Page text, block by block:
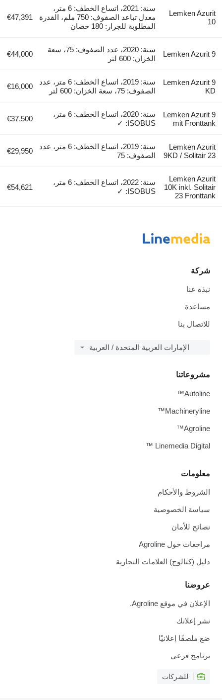
Lemken Azurit
10
سنة: 2021، اتساع الخطف: 6 متر،
معدل تباعد الصفوف: 750 ملم، القدرة
المطلوبة للجرار: 180 حصان
€47,391
Lemken Azurit 9
سنة: 2020، عدد الصفوف: 75، سعة
الخزان: 600 لتر
€44,000
Lemken Azurit 9
KD
سنة: 2019، اتساع الخطف: 6 متر، عدد
الصفوف: 75، سعة الخزان: 600 لتر
€16,000
Lemken Azurit 9
mit Fronttank
سنة: 2020، اتساع الخطف: 6 متر،
ISOBUS: ✓
€37,500
Lemken Azurit
9KD / Solitair 23
سنة: 2019، اتساع الخطف: 6 متر، عدد
الصفوف: 75
€29,950
Lemken Azurit
10K inkl. Solitair
23 Fronttank
سنة: 2022، اتساع الخطف: 6 متر،
ISOBUS: ✓
€54,621
شركة
نبذة عنا
مساعدة
للاتصال بنا
الإمارات العربية المتحدة / العربية
معلومات
الشروط والأحكام
سياسة الخصوصية
نصائح للأمان
مراجعات حول Agroline
دليل (كتالوج) العلامات التجارية
عروضنا
الإعلان في موقع Agroline.
نشر إعلانك
ضع ملصقًا إعلانيًا
برنامج فرعي
للشركات
مشروعاتنا
Autoline™
Machineryline™
Agroline™
Linemedia Digital ™